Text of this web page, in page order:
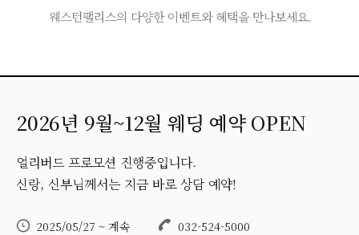
웨스턴팰리스의 다양한 이벤트와 혜택을 만나보세요.
2026년 9월~12월 웨딩 예약 OPEN
얼리버드 프로모션 진행중입니다.
신랑, 신부님께서는 지금 바로 상담 예약!
2025/05/27 ~ 계속 032-524-5000